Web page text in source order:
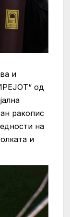
и
од
ракопис
на
и